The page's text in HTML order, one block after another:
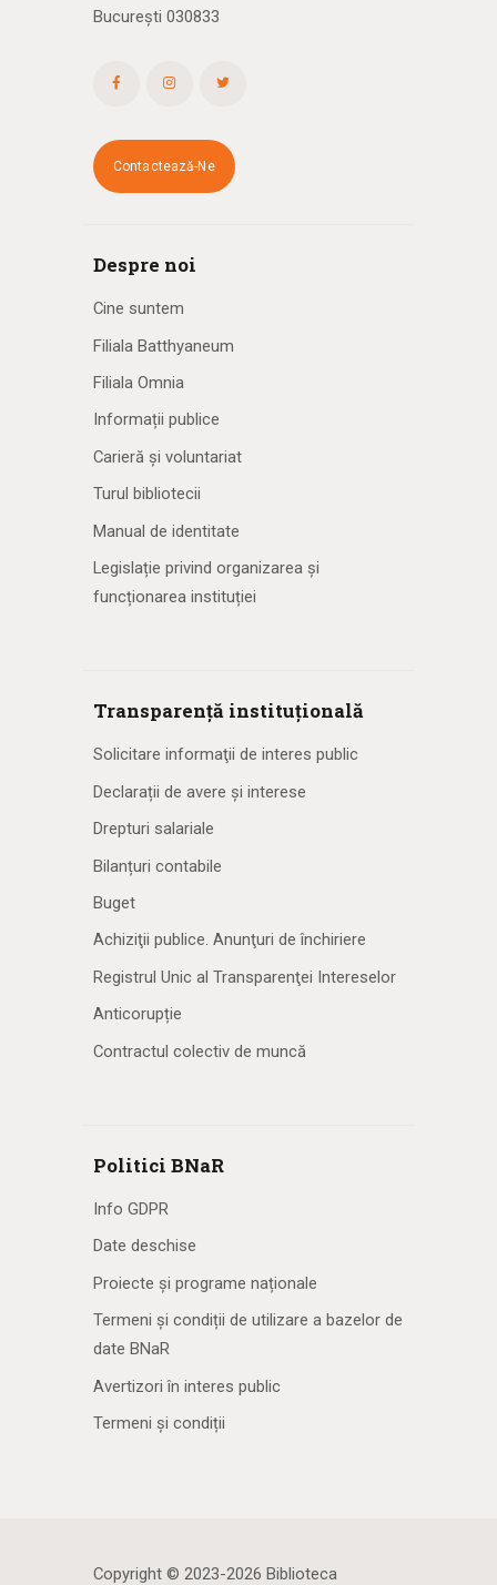
București 030833
Contactează-Ne
Despre noi
Cine suntem
Filiala Batthyaneum
Filiala Omnia
Informații publice
Carieră și voluntariat
Turul bibliotecii
Manual de identitate
Legislație privind organizarea și
funcționarea instituției
Transparență instituțională
Solicitare informaţii de interes public
Declarații de avere și interese
Drepturi salariale
Bilanțuri contabile
Buget
Achiziţii publice. Anunţuri de închiriere
Registrul Unic al Transparenţei Intereselor
Anticorupție
Contractul colectiv de muncă
Politici BNaR
Info GDPR
Date deschise
Proiecte și programe naționale
Termeni și condiții de utilizare a bazelor de
date BNaR
Avertizori în interes public
Termeni și condiții
Copyright © 2023-2026 Biblioteca